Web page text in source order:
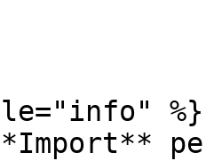
%}